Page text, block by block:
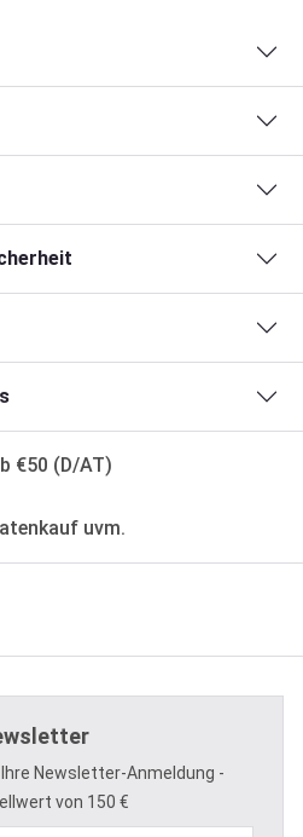
€50 (D/AT)
uvm.
Newsletter-Anmeldung -
von 150 €